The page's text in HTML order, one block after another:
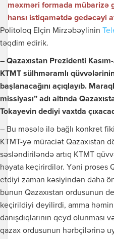
məxməri formada mübarizə
hansı istiqamətdə gedəcəyi
Politoloq Elçin Mirzəbəylinin
təqdim edirik.
– Qazaxıstan Prezidenti
KTMT sülhməramlı
başlanacağını açıqlayıb.
missiyası” adı altında
Tokayevin dediyi vaxtda
– Bu məsələ ilə bağlı konkret
KTMT-yə müraciət Qazaxıstan
səsləndiriləndə artıq KTMT
həyata keçirirdilər. Yəni proses
etdiyi zaman kəsiyindən daha
bunun Qazaxıstan ordusunun
keçirildiyi deyilirdi, amma
danışdıqlarının qeyd olunması
qazax ordusunun hərbçilərinə